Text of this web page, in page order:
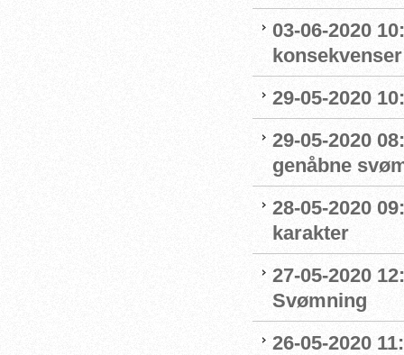
03-06-2020
29-05-2020
29-05-2020
genåbne
28-05-2020
karakter
27-05-2020
Svømning
26-05-2020